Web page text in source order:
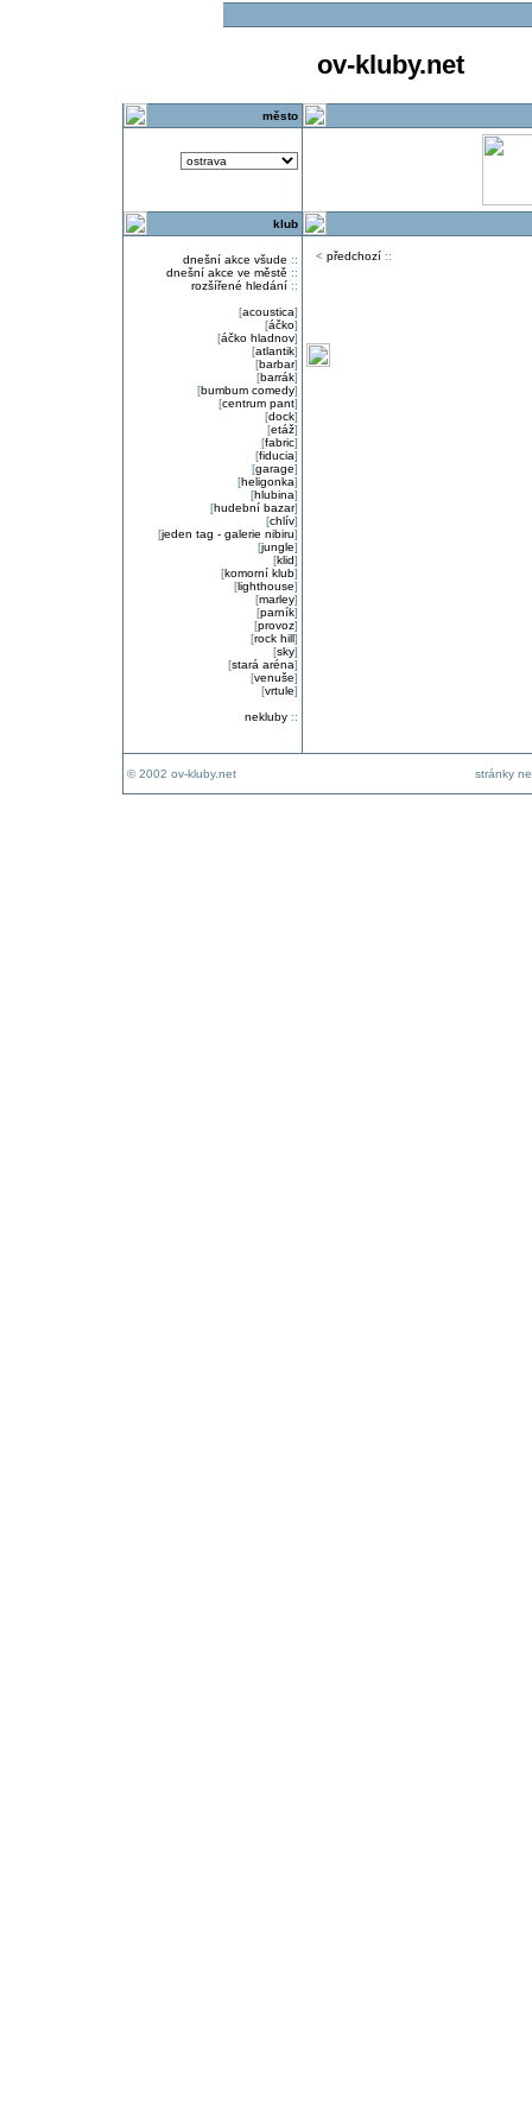
ov-kluby.net
město
klub
dnešní akce všude ::
dnešní akce ve městě ::
rozšířené hledání::
[acoustica]
[áčko]
[áčko hladnov]
[atlantik]
[barbar]
[barrák]
[bumbum comedy]
[centrum pant]
[dock]
[etáž]
[fabric]
[fiducia]
[garage]
[heligonka]
[hlubina]
[hudební bazar]
[chlív]
[jeden tag - galerie nibiru]
[jungle]
[klid]
[komorní klub]
[lighthouse]
[marley]
[parník]
[provoz]
[rock hill]
[sky]
[stará aréna]
[venuše]
[vrtule]
nekluby::
< předchozí::
© 2002 ov-kluby.net stránky